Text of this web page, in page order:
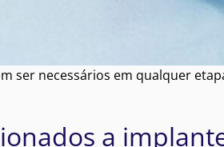
ser necessários em qualquer
a